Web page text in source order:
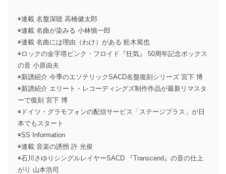
◉連載 名盤深聴 高橋健太郎
◉連載 名曲が染みる 小林慎一郎
◉連載 名曲には理由（わけ）がある 舩木篤也
◉ロックの金字塔ピンク・フロイド『狂気』 50周年記念ボックス
の音 小原由夫
◉新譜紹介 今季のエソテリックSACD名盤復刻シリーズ 宮下 博
◉新譜紹介 エリート・レコーディングズ制作作品が最新リマスタ
ーで復刻 宮下 博
◉ドイツ・グラモフォンの配信サービス「ステージプラス」が日
本でもスタート
◉SS Information
◉連載 音楽の誘拐 許 光俊
◉石川さゆりシングルレイヤーSACD 『Transcend』の音の仕上
がり 山本浩司